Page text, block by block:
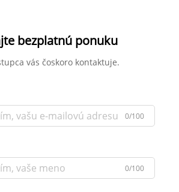
bezplatnú ponuku
vás čoskoro kontaktuje.
0/100
0/100